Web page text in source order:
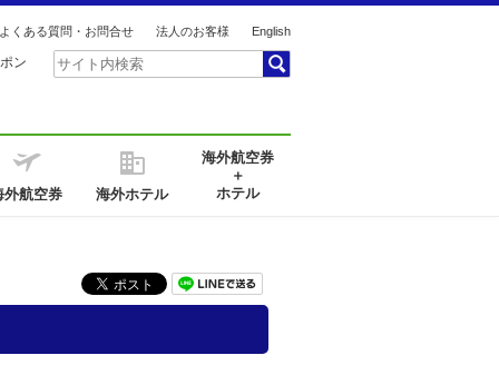
よくある質問・お問合せ 法人のお客様 English
ン
外航空券 海外ホテル
海外航空券
＋
ホテル